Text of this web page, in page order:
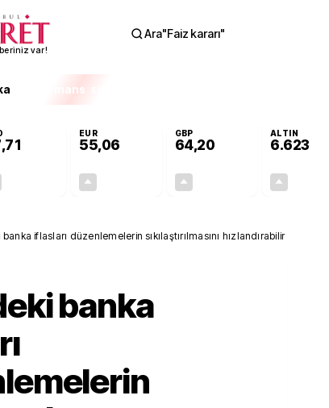
var!
Ara"Faiz kararı"
Finans
EUR
55,06
GBP
64,20
ALTIN
6.623
iflasları düzenlemelerin sıkılaştırılmasını hızlandırabilir
banka